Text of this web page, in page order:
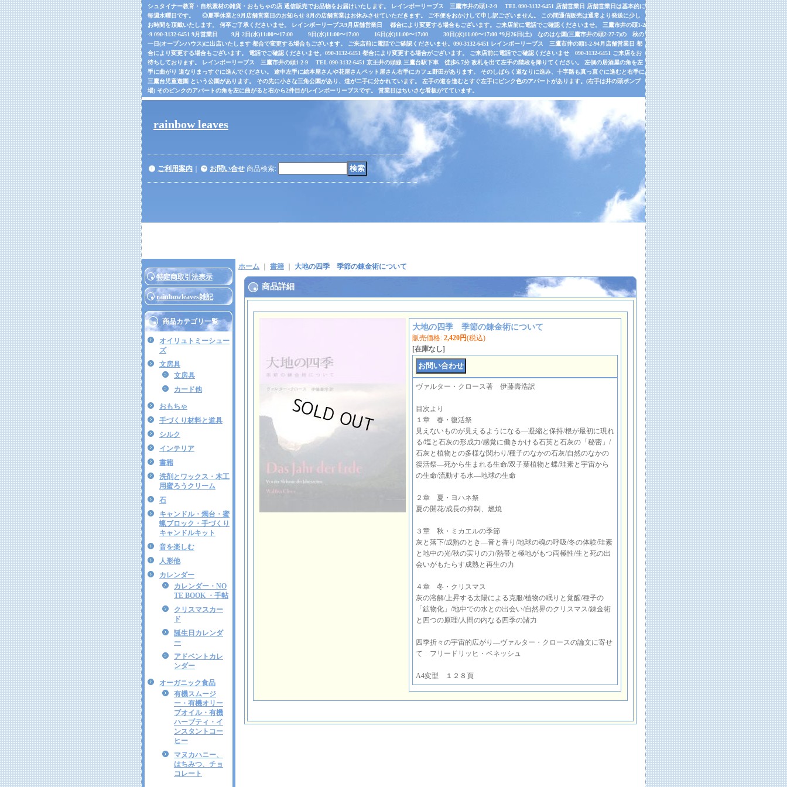
シュタイナー教育・自然素材の雑貨・おもちゃの店 通信販売でお品物をお届けいたします。 レインボーリーブス 三鷹市井の頭1-2-9 TEL 090-3132-6451 店舗営業日 店舗営業日は基本的に
毎週水曜日です。 ◎夏季休業と9月店舗営業日のお知らせ 8月の店舗営業はお休みさせていただきます。 ご不便をおかけして申し訳ございません。 この間通信販売は通常より発送に少し
お時間を頂戴いたします。 何卒ご了承くださいませ。 レインボーリーブス9月店舗営業日 都合により変更する場合もございます。ご来店前に電話でご確認くださいませ。 三鷹市井の頭1-2
-9 090-3132-6451 9月営業日 9月 2日(水)11:00〜17:00 9日(水)11:00〜17:00 16日(水)11:00〜17:00 30日(水)11:00〜17:00 *9月26日(土) なのはな園(三鷹市井の頭2-27-7)の 秋の
一日(オープンハウス)に出店いたします 都合で変更する場合もございます。 ご来店前に電話でご確認くださいませ。090-3132-6451 レインボーリーブス 三鷹市井の頭1-2-94月店舗営業日 都
合により変更する場合もございます。 電話でご確認くださいませ。090-3132-6451 都合により変更する場合がございます。 ご来店前に電話でご確認くださいませ 090-3132-6451 ご来店をお
待ちしております。 レインボーリーブス 三鷹市井の頭1-2-9 TEL 090-3132-6451 京王井の頭線 三鷹台駅下車 徒歩6.7分 改札を出て左手の階段を降りてください。 左側の居酒屋の角を左
手に曲がり 道なりまっすぐに進んでください。 途中左手に絵本屋さんや花屋さんペット屋さん右手にカフェ野田があります。 そのしばらく道なりに進み、十字路も真っ直ぐに進むと右手に
三鷹台児童遊園 という公園があります。 その先に小さな三角公園があり、道が二手に分かれています。 左手の道を進むとすぐ左手にピンク色のアパートがあります。(右手は井の頭ポンプ
場) そのピンクのアパートの角を左に曲がると右から2件目がレインボーリーブスです。 営業日はちいさな看板がてています。
rainbow leaves
ご利用案内 お問い合せ 商品検索:
特定商取引法表示
rainbowleaves雑記
商品カテゴリ一覧
オイリュトミーシュー
ズ
文房具
文房具
カード他
おもちゃ
手づくり材料と道具
シルク
インテリア
書籍
洗剤とワックス・木工
用蜜ろうクリーム
石
キャンドル・燭台・蜜
蝋ブロック・手づくり
キャンドルキット
音を楽しむ
人形他
カレンダー
カレンダー・NO
TE BOOK ・手帖
クリスマスカー
ド
誕生日カレンダ
ー
アドベントカレ
ンダー
オーガニック食品
有機スムージ
ー・有機オリー
ブオイル・有機
ハーブティ・イ
ンスタントコー
ヒー
マヌカハニー、
はちみつ、チョ
コレート
ホーム 書籍 大地の四季 季節の錬金術について
商品詳細
大地の四季 季節の錬金術について
販売価格: 2,420円(税込)
[在庫なし]
ヴァルター・クロース著 伊藤壽浩訳
目次より
１章 春・復活祭
見えないものが見えるようになる―凝縮と保持/根が最初に現れ
る/塩と石灰の形成力/感覚に働きかける石英と石灰の「秘密」/
石灰と植物との多様な関わり/種子のなかの石灰/自然のなかの
復活祭―死から生まれる生命/双子葉植物と蝶/珪素と宇宙から
の生命/流動する水―地球の生命
２章 夏・ヨハネ祭
夏の開花/成長の抑制、燃焼
３章 秋・ミカエルの季節
灰と落下/成熟のとき―音と香り/地球の魂の呼吸/冬の体験/珪素
と地中の光/秋の実りの力/熱帯と極地がもつ両極性/生と死の出
会いがもたらす成熟と再生の力
４章 冬・クリスマス
灰の溶解/上昇する太陽による克服/植物の眠りと覚醒/種子の
「鉱物化」/地中での水との出会い/自然界のクリスマス/錬金術
と四つの原理/人間の内なる四季の諸力
四季折々の宇宙的広がり―ヴァルター・クロースの論文に寄せ
て フリードリッヒ・ベネッシュ
A4変型 １２８頁